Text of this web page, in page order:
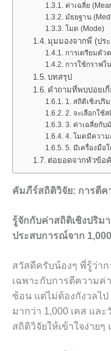
ค่าเฉลี่ย
มัธยฐาน
โมด (Mode)
มุมมองจากพี่ (ปร
การเตรียมตัว
การใช้กราฟใ
บทสรุป
คำถามที่พบบ่อยเ
1. สถิติเชิงป
2. จะเลือกใช้
3. ค่าเฉลี่ยกับ
4. โมดมีควา
5. มีเครื่องมือ
ต่อยอดจากหัวข้อ
คัมภีร์สถิติวิจัย: การตี
รู้จักกับค่าสถิติเชิงปริ
ประสบการณ์จาก
สวัสดีครับน้องๆ พี่รู้ว่าก
เฉพาะกับการตีความค่
ซ้อน แต่ไม่ต้องกังวลไ
มากว่า 1,000 เคส แล
สถิติวิจัยให้เข้าใจง่าย